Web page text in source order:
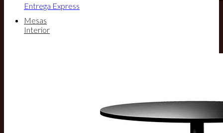
Entrega Express
Mesas
Interior